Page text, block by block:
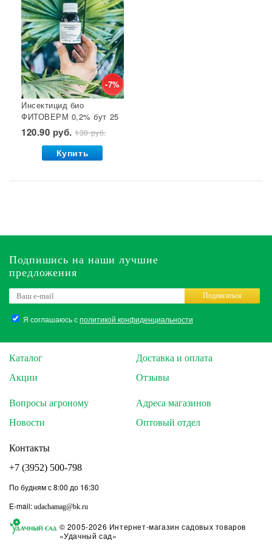
-7%
Инсектицид био
ФИТОВЕРМ 0,2% бут 25
мл ВХ 1/30
120.90 руб.130 руб.
Купить
Подпишись на наши лучшие
предложения
Я соглашаюсь сполитикой конфиденциальности
Подписаться
Каталог
Акции
Доставка и оплата
Отзывы
Вопросы агроному
Новости
Адреса магазинов
Оптовый отдел
Контакты
+7 (3952) 500-798
По будням с 8:00 до 16:30
E-mail: udachamag@bk.ru
© 2005-2026 Интернет-магазин садовых товаров
«Удачный сад»